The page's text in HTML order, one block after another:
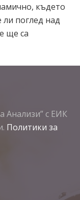
където
поглед над
ще са
Анализи” с ЕИК
Политики за